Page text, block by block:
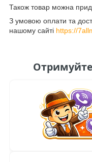
Також товар можна
З умовою оплати та
нашому сайті https://